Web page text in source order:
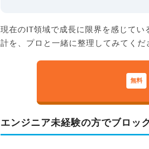
現在のIT領域で成長に限界を感じて
計を、プロと一緒に整理してみてくだ
エンジニア未経験の方でブロッ